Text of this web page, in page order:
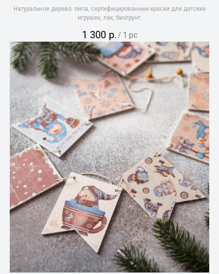
Натуральное дерево: липа, сертифицированные краски для детских
игрушек, лак, биогрунт.
1 300 р. / 1 pc